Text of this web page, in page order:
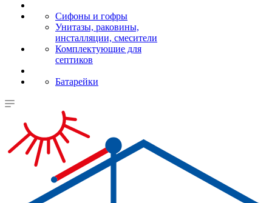
Сифоны и гофры
Унитазы, раковины,
инсталляции, смесители
Комплектующие для
септиков
Батарейки